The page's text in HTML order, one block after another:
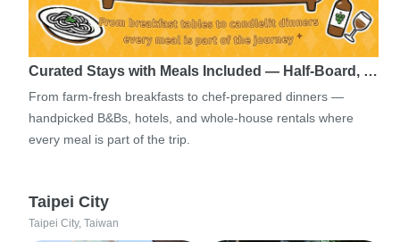
Curated Stays with Meals Included — Half-Board, …
From farm-fresh breakfasts to chef-prepared dinners —
handpicked B&Bs, hotels, and whole-house rentals where
every meal is part of the trip.
Taipei City
Taipei City, Taiwan